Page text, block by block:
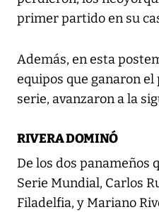
primer partido en su
Además, en esta
equipos que ganaron
serie, avanzaron a la
RIVERA DOMINÓ
De los dos panameños
Serie Mundial, Carlos
Filadelfia, y Mariano